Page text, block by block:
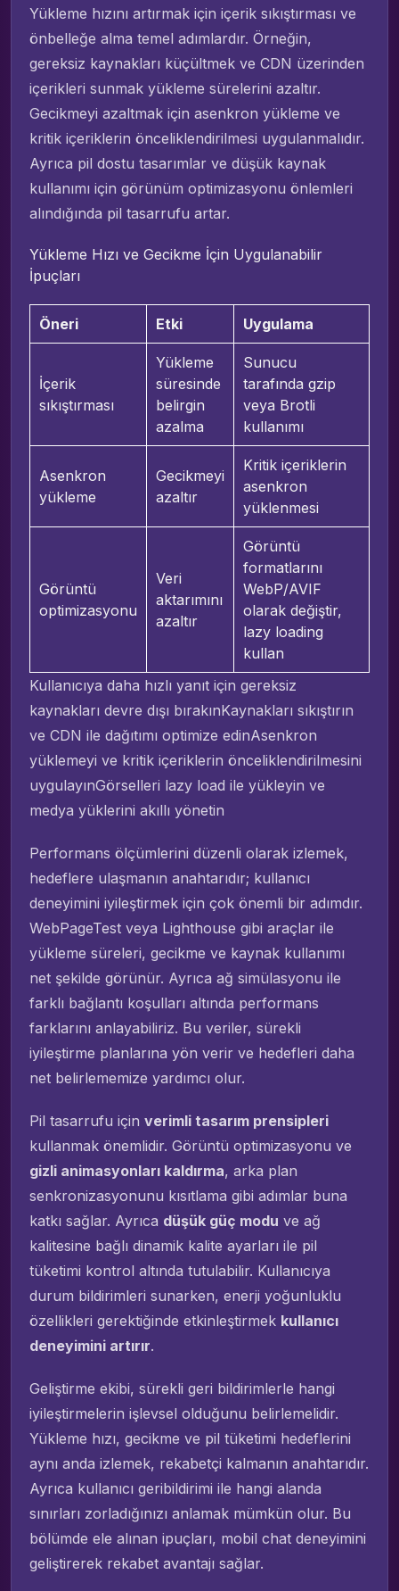
Yükleme hızını artırmak için içerik sıkıştırması ve
önbelleğe alma temel adımlardır. Örneğin,
gereksiz kaynakları küçültmek ve CDN üzerinden
içerikleri sunmak yükleme sürelerini azaltır.
Gecikmeyi azaltmak için asenkron yükleme ve
kritik içeriklerin önceliklendirilmesi uygulanmalıdır.
Ayrıca pil dostu tasarımlar ve düşük kaynak
kullanımı için görünüm optimizasyonu önlemleri
alındığında pil tasarrufu artar.
Yükleme Hızı ve Gecikme İçin Uygulanabilir
İpuçları
Öneri Etki Uygulama
İçerik
sıkıştırması
Yükleme
süresinde
belirgin
azalma
Sunucu
tarafında gzip
veya Brotli
kullanımı
Asenkron
yükleme
Gecikmeyi
azaltır
Kritik içeriklerin
asenkron
yüklenmesi
Görüntü
optimizasyonu
Veri
aktarımını
azaltır
Görüntü
formatlarını
WebP/AVIF
olarak değiştir,
lazy loading
kullan
Kullanıcıya daha hızlı yanıt için gereksiz
kaynakları devre dışı bırakınKaynakları sıkıştırın
ve CDN ile dağıtımı optimize edinAsenkron
yüklemeyi ve kritik içeriklerin önceliklendirilmesini
uygulayınGörselleri lazy load ile yükleyin ve
medya yüklerini akıllı yönetin
Performans ölçümlerini düzenli olarak izlemek,
hedeflere ulaşmanın anahtarıdır; kullanıcı
deneyimini iyileştirmek için çok önemli bir adımdır.
WebPageTest veya Lighthouse gibi araçlar ile
yükleme süreleri, gecikme ve kaynak kullanımı
net şekilde görünür. Ayrıca ağ simülasyonu ile
farklı bağlantı koşulları altında performans
farklarını anlayabiliriz. Bu veriler, sürekli
iyileştirme planlarına yön verir ve hedefleri daha
net belirlememize yardımcı olur.
Pil tasarrufu için verimli tasarım prensipleri
kullanmak önemlidir. Görüntü optimizasyonu ve
gizli animasyonları kaldırma, arka plan
senkronizasyonunu kısıtlama gibi adımlar buna
katkı sağlar. Ayrıca düşük güç modu ve ağ
kalitesine bağlı dinamik kalite ayarları ile pil
tüketimi kontrol altında tutulabilir. Kullanıcıya
durum bildirimleri sunarken, enerji yoğunluklu
özellikleri gerektiğinde etkinleştirmek kullanıcı
deneyimini artırır.
Geliştirme ekibi, sürekli geri bildirimlerle hangi
iyileştirmelerin işlevsel olduğunu belirlemelidir.
Yükleme hızı, gecikme ve pil tüketimi hedeflerini
aynı anda izlemek, rekabetçi kalmanın anahtarıdır.
Ayrıca kullanıcı geribildirimi ile hangi alanda
sınırları zorladığınızı anlamak mümkün olur. Bu
bölümde ele alınan ipuçları, mobil chat deneyimini
geliştirerek rekabet avantajı sağlar.